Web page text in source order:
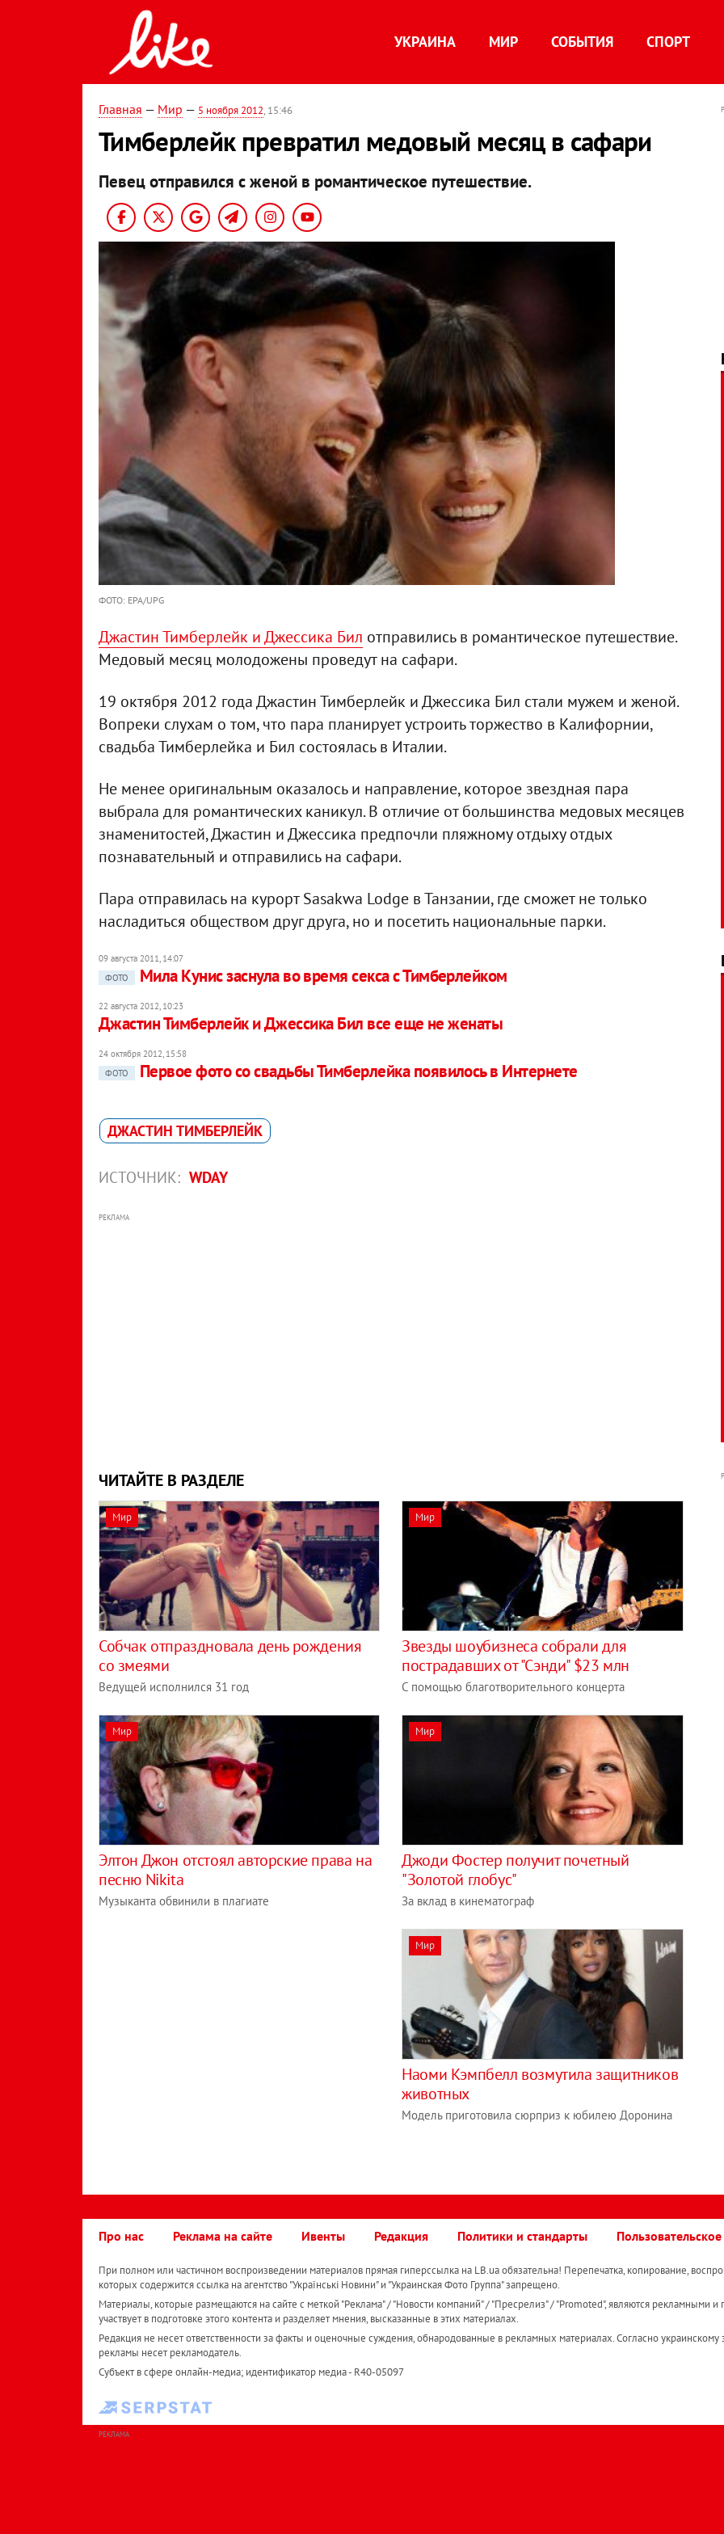
УКРАИНА МИР СОБЫТИЯ СПОРТ
Главная — Мир — 5 ноября 2012, 15:46
Тимберлейк превратил медовый месяц в сафари
Певец отправился с женой в романтическое путешествие.
ФОТО: EPA/UPG
Джастин Тимберлейк и Джессика Бил отправились в романтическое путешествие.
Медовый месяц молодожены проведут на сафари.
19 октября 2012 года Джастин Тимберлейк и Джессика Бил стали мужем и женой.
Вопреки слухам о том, что пара планирует устроить торжество в Калифорнии,
свадьба Тимберлейка и Бил состоялась в Италии.
Не менее оригинальным оказалось и направление, которое звездная пара
выбрала для романтических каникул. В отличие от большинства медовых месяцев
знаменитостей, Джастин и Джессика предпочли пляжному отдыху отдых
познавательный и отправились на сафари.
Пара отправилась на курорт Sasakwa Lodge в Танзании, где сможет не только
насладиться обществом друг друга, но и посетить национальные парки.
09 августа 2011, 14:07
ФОТО
Мила Кунис заснула во время секса с Тимберлейком
22 августа 2012, 10:23
Джастин Тимберлейк и Джессика Бил все еще не женаты
24 октября 2012, 15:58
ФОТО
Первое фото со свадьбы Тимберлейка появилось в Интернете
ДЖАСТИН ТИМБЕРЛЕЙК
ИСТОЧНИК: WDAY
РЕКЛАМА
ЧИТАЙТЕ В РАЗДЕЛЕ
Мир
Собчак отпраздновала день рождения
со змеями
Ведущей исполнился 31 год
Мир
Звезды шоубизнеса собрали для
пострадавших от "Сэнди" $23 млн
С помощью благотворительного концерта
Мир
Элтон Джон отстоял авторские права на
песню Nikita
Музыканта обвинили в плагиате
Мир
Джоди Фостер получит почетный
"Золотой глобус"
За вклад в кинематограф
Мир
Наоми Кэмпбелл возмутила защитников
животных
Модель приготовила сюрприз к юбилею Доронина
Про нас Реклама на сайте Ивенты Редакция Политики и стандарты
При полном или частичном воспроизведении материалов прямая гиперссылка на LB.ua обязательна! Перепечатка, копирование,
которых содержится ссылка на агентство "Українськi Новини" и "Украинская Фото Группа" запрещено.
Материалы, которые размещаются на сайте с меткой "Реклама" / "Новости компаний" / "Пресрелиз" / "Promoted", являются рекламными и
участвует в подготовке этого контента и разделяет мнения, высказанные в этих материалах.
Редакция не несет ответственности за факты и оценочные суждения, обнародованные в рекламных материалах. Согласно украинскому
рекламы несет рекламодатель.
Субъект в сфере онлайн-медиа; идентификатор медиа - R40-05097
РЕКЛАМА